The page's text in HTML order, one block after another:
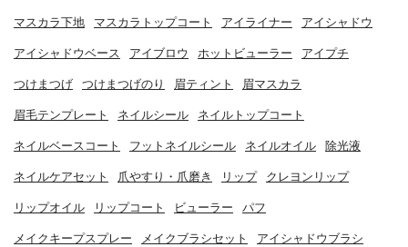
マスカラ下地 マスカラトップコート アイライナー アイシャドウ
アイシャドウベース アイブロウ ホットビューラー アイプチ
つけまつげ つけまつげのり 眉ティント 眉マスカラ
眉毛テンプレート ネイルシール ネイルトップコート
ネイルベースコート フットネイルシール ネイルオイル 除光液
ネイルケアセット 爪やすり・爪磨き リップ クレヨンリップ
リップオイル リップコート ビューラー パフ
メイクキープスプレー メイクブラシセット アイシャドウブラシ